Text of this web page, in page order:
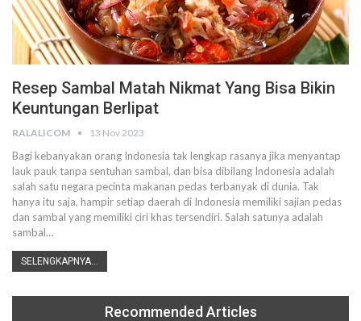
Resep Sambal Matah Nikmat Yang Bisa Bikin
Keuntungan Berlipat
RALALICOM 13 Nov 2023
Bagi kebanyakan orang Indonesia tak lengkap rasanya jika menyantap
lauk pauk tanpa sentuhan sambal, dan bisa dibilang Indonesia adalah
salah satu negara pecinta makanan pedas terbanyak di dunia. Tak
hanya itu saja, hampir setiap daerah di Indonesia memiliki sajian pedas
dan sambal yang memiliki ciri khas tersendiri. Salah satunya adalah
sambal…
SELENGKAPNYA...
Recommended Articles